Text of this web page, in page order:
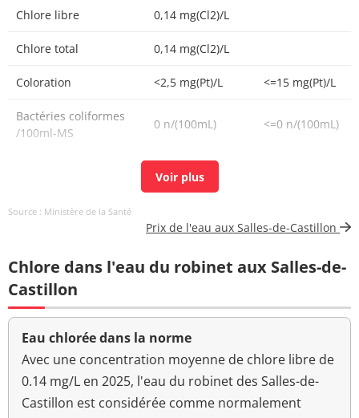
Chlore libre 0,14 mg(Cl2)/L
Chlore total 0,14 mg(Cl2)/L
Coloration <2,5 mg(Pt)/L <=15 mg(Pt)/L
Bactéries coliformes
/100ml-MS
0 n/(100mL) <=0 n/(100mL)
à 22°-68h
à 36°-44h
0 n/mL
naturelle
<0,01 mg/L <=0,5 mg/L
Odeur (qualitatif)
changement
anormal
Source : Ministère de la Santé
Prix de l'eau aux Salles-de-Castillon
Chlore dans l'eau du robinet aux Salles-de-
Castillon
Eau chlorée dans la norme
Avec une concentration moyenne de chlore libre de
0.14 mg/L en 2025, l'eau du robinet des Salles-de-
Castillon est considérée comme normalement